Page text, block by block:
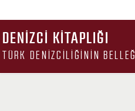
DENIZCI KITAPLIĞI
TÜRK DENIZCILIĞININ BELLEĞI